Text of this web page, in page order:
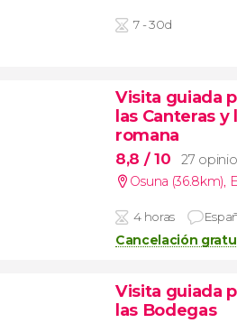
7 - 30d
Visita guiada
las Canteras
romana
8,8 / 10
27
Osuna (36.8km)
4 horas
Cancelación
Visita guiada
las Bodegas